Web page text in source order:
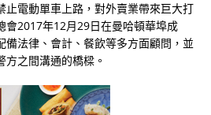
止電動單車上路，對外賣業帶來巨大打
會2017年12月29日在曼哈頓華埠成
備法律、會計、餐飲等多方面顧問，並
之間溝通的橋樑。